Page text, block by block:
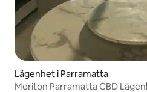
som helst på året. Letar du efter lite
kultur, fira kinesiska Moon
känd som Mid Autumn Festival
University of Sydney den 24
Det finns ett kinesiskt ordspråk
säger att månen är som fullast
människor samlas.
STRA-2129
Lägenhet i Parramatta
Meriton Parramatta CBD